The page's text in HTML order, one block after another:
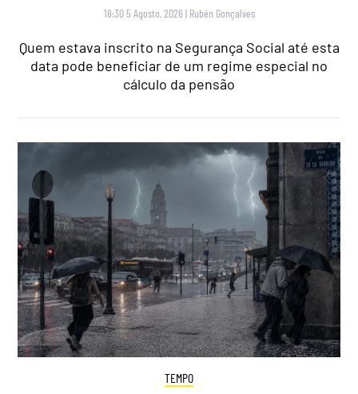
18:30 5 Agosto, 2026 | Rubén Gonçalves
Quem estava inscrito na Segurança Social até esta
data pode beneficiar de um regime especial no
cálculo da pensão
TEMPO